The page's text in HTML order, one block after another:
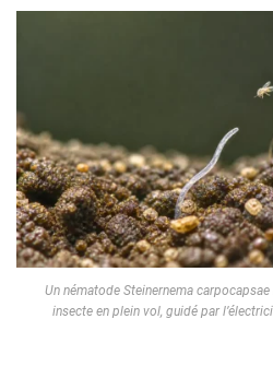
Un nématode Steinernema
insecte en plein vol, guidé par